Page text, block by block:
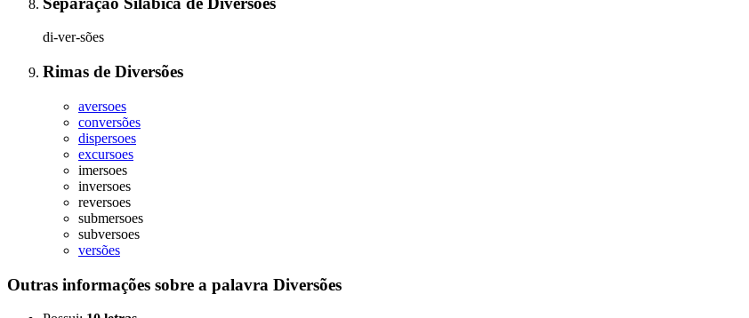
di-ver-sões
Rimas de Diversões
aversoes
conversões
dispersoes
excursoes
imersoes
inversoes
reversoes
submersoes
subversoes
versões
Outras informações sobre a palavra Diversões